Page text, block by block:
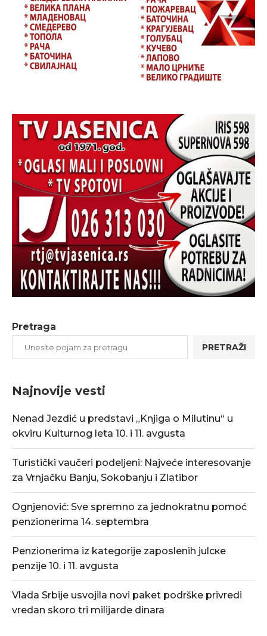
Pretraga
PRETRAŽI
Najnovije vesti
Nenad Jezdić u predstavi „Knjiga o Milutinu“ u
okviru Kulturnog leta 10. i 11. avgusta
Turistički vaučeri podeljeni: Najveće interesovanje
za Vrnjačku Banju, Sokobanju i Zlatibor
Ognjenović: Sve spremno za jednokratnu pomoć
penzionerima 14. septembra
Penzionerima iz kategorije zaposlenih julске
penzije 10. i 11. avgusta
Vlada Srbije usvojila novi paket podrške privredi
vredan skoro tri milijarde dinara